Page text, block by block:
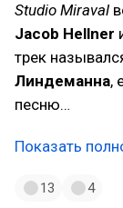
Studio Miraval
Jacob Hellner
трек
Линдеманна,
песню…
Показать
13 4